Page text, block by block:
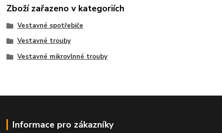
Zboží zařazeno v kategoriích
Vestavné spotřebiče
Vestavné trouby
Vestavné mikrovlnné trouby
Informace pro zákazníky